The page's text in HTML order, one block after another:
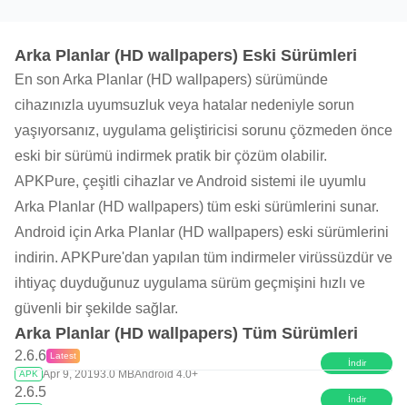
Arka Planlar (HD wallpapers) Eski Sürümleri
En son Arka Planlar (HD wallpapers) sürümünde
cihazınızla uyumsuzluk veya hatalar nedeniyle sorun
yaşıyorsanız, uygulama geliştiricisi sorunu çözmeden önce
eski bir sürümü indirmek pratik bir çözüm olabilir.
APKPure, çeşitli cihazlar ve Android sistemi ile uyumlu
Arka Planlar (HD wallpapers) tüm eski sürümlerini sunar.
Android için Arka Planlar (HD wallpapers) eski sürümlerini
indirin. APKPure'dan yapılan tüm indirmeler virüssüzdür ve
ihtiyaç duyduğunuz uygulama sürüm geçmişini hızlı ve
güvenli bir şekilde sağlar.
Arka Planlar (HD wallpapers) Tüm Sürümleri
2.6.6 Latest
APK Apr 9, 20193.0 MBAndroid 4.0+
İndir
2.6.5 İndir